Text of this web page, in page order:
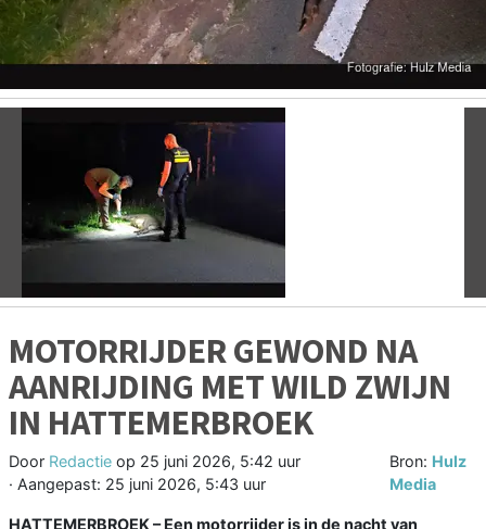
MOTORRIJDER GEWOND NA
AANRIJDING MET WILD ZWIJN
IN HATTEMERBROEK
Door Redactie op 25 juni 2026, 5:42 uur
· Aangepast: 25 juni 2026, 5:43 uur
Bron: Hulz
Media
HATTEMERBROEK – Een motorrijder is in de nacht van